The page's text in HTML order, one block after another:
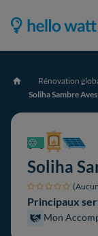
Accueil Rénovation
Soliha Sambre
Soliha
Principaux
Mon